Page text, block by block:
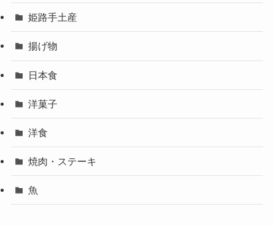
姫路手土産
揚げ物
日本食
洋菓子
洋食
焼肉・ステーキ
魚